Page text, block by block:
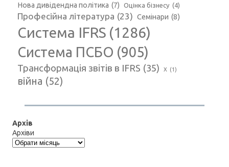
Нова дивідендна політика (7) Оцінка бізнесу (4)
Професійна література (23) Семінари (8)
Система IFRS (1286)
Система ПСБО (905)
Трансформація звітів в IFRS (35) Х (1)
війна (52)
Архів
Архіви